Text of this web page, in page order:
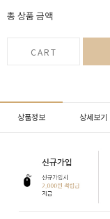
총 상품 금액
CART
상품정보 상세보기